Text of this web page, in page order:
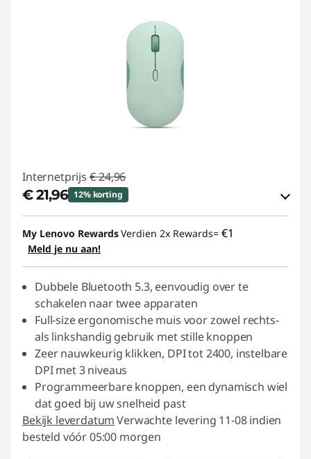
Internetprijs € 24,96
€ 21,96 12% korting
eCoupon-besparingen :-€ 3,00
eCoupon gebruiken :
My Lenovo RewardsVerdien 2x Rewards= €1
Meld je nu aan!
Dubbele Bluetooth 5.3, eenvoudig over te
schakelen naar twee apparaten
Full-size ergonomische muis voor zowel rechts-
als linkshandig gebruik met stille knoppen
Zeer nauwkeurig klikken, DPI tot 2400, instelbare
DPI met 3 niveaus
Programmeerbare knoppen, een dynamisch wiel
dat goed bij uw snelheid past
Bekijk leverdatumVerwachte levering 11-08 indien
besteld vóór 05:00 morgen